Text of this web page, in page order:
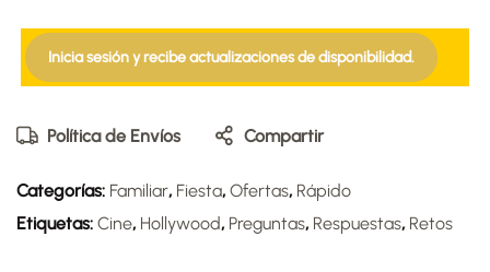
Inicia sesión y recibe actualizaciones de disponibilidad.
Política de Envíos Compartir
Categorías: Familiar, Fiesta, Ofertas, Rápido
Etiquetas: Cine, Hollywood, Preguntas, Respuestas, Retos